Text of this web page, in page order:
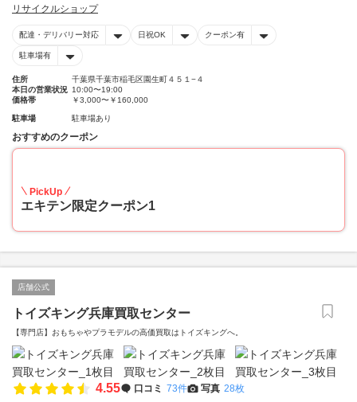
リサイクルショップ
配達・デリバリー対応 日祝OK クーポン有
駐車場有
住所
千葉県千葉市稲毛区園生町４５１−４
本日の営業状況 10:00〜19:00
価格帯
￥3,000〜￥160,000
駐車場 駐車場あり
おすすめのクーポン
PickUp
エキテン限定クーポン1
店舗公式
トイズキング兵庫買取センター
【専門店】おもちゃやプラモデルの高価買取はトイズキングへ。‎
4.55 口コミ 73件 写真 28枚